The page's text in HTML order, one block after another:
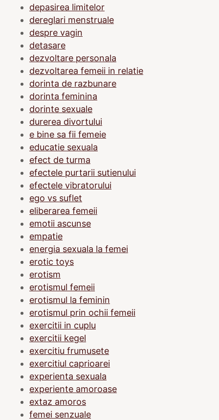
depasirea limitelor
dereglari menstruale
despre vagin
detasare
dezvoltare personala
dezvoltarea femeii in relatie
dorinta de razbunare
dorinta feminina
dorinte sexuale
durerea divortului
e bine sa fii femeie
educatie sexuala
efect de turma
efectele purtarii sutienului
efectele vibratorului
ego vs suflet
eliberarea femeii
emotii ascunse
empatie
energia sexuala la femei
erotic toys
erotism
erotismul femeii
erotismul la feminin
erotismul prin ochii femeii
exercitii in cuplu
exercitii kegel
exercitiu frumusete
exercitiul caprioarei
experienta sexuala
experiente amoroase
extaz amoros
femei senzuale